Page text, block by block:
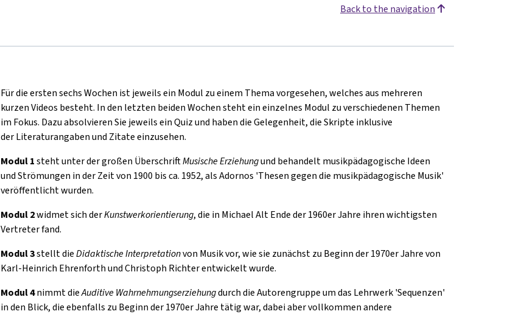
Back to the navigation
Für die ersten sechs Wochen ist jeweils ein Modul zu einem Thema vorgesehen, welches aus mehreren
kurzen Videos besteht. In den letzten beiden Wochen steht ein einzelnes Modul zu verschiedenen Themen
im Fokus. Dazu absolvieren Sie jeweils ein Quiz und haben die Gelegenheit, die Skripte inklusive
der Literaturangaben und Zitate einzusehen.
Modul 1steht unter der großen ÜberschriftMusische Erziehungund behandelt musikpädagogische Ideen
und Strömungen in der Zeit von 1900 bis ca. 1952, als Adornos 'Thesen gegen die musikpädagogische Musik'
veröffentlicht wurden.
Modul 2widmet sich derKunstwerkorientierung, die in Michael Alt Ende der 1960er Jahre ihren wichtigsten
Vertreter fand.
Modul 3stellt dieDidaktische Interpretationvon Musik vor, wie sie zunächst zu Beginn der 1970er Jahre von
Karl-Heinrich Ehrenforth und Christoph Richter entwickelt wurde.
Modul 4nimmt dieAuditive Wahrnehmungserziehungdurch die Autorengruppe um das Lehrwerk 'Sequenzen'
in den Blick, die ebenfalls zu Beginn der 1970er Jahre tätig war, dabei aber vollkommen andere